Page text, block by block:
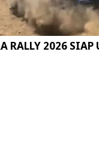
RALLY 2026 SIAP